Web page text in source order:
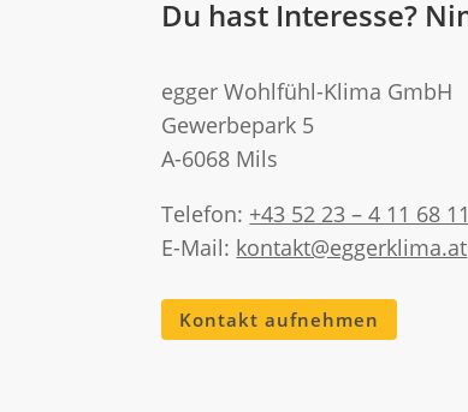
Du hast Interesse?
egger Wohlfühl-Klima GmbH
Gewerbepark 5
A-6068 Mils
Telefon: +43 52 23 – 4 11 68 11
E-Mail: kontakt@eggerklima.at
Kontakt aufnehmen